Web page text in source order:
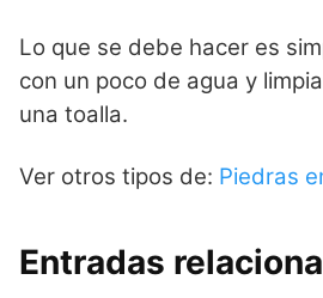
Lo que se debe hacer es
con un poco de agua y
una toalla.
Ver otros tipos de: Piedras
Entradas